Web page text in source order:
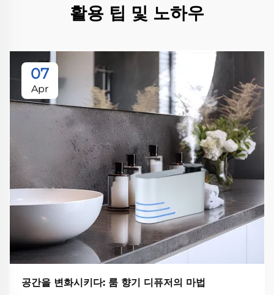
활용 팁 및 노하우
07
Apr
공간을 변화시키다: 룸 향기 디퓨저의 마법